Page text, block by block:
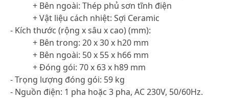
+ Bên ngoài: Thép phủ sơn tĩnh điện
+ Vật liệu cách nhiệt: Sợi Ceramic
- Kích thước (rộng x sâu x cao) (mm):
+ Bên trong: 20 x 30 x h20 mm
+ Bên ngoài: 50 x 55 x h66 mm
+ Đóng gói: 70 x 63 x h89 mm
- Trọng lượng đóng gói: 59 kg
- Nguồn điện: 1 pha hoặc 3 pha, AC 230V, 50/60Hz.